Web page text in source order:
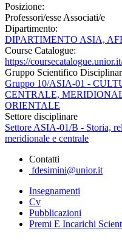
Posizione:
Professori/esse Associati/e
Dipartimento:
DIPARTIMENTO ASIA,
Course Catalogue:
https://
Gruppo Scientifico
Gruppo 10/ASIA-01 -
CENTRALE,
ORIENTALE
Settore disciplinare
Settore ASIA-01/B - Storia,
meridionale e centrale
Contatti
fdesimini@unior.it
Insegnamenti
Cv
Pubblicazioni
Premi E Incarichi